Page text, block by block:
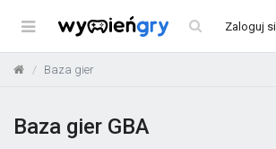
Menu Zaloguj
Baza gier
Baza gier GBA